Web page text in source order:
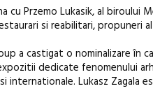
cu Przemo Lukasik, al biroului
si reabilitari,
a castigat o nominalizare în
dedicate fenomenului
Lukasz Zagala